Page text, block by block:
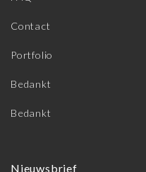
Contact
Portfolio
Bedankt
Bedankt
Nieuwsbrief